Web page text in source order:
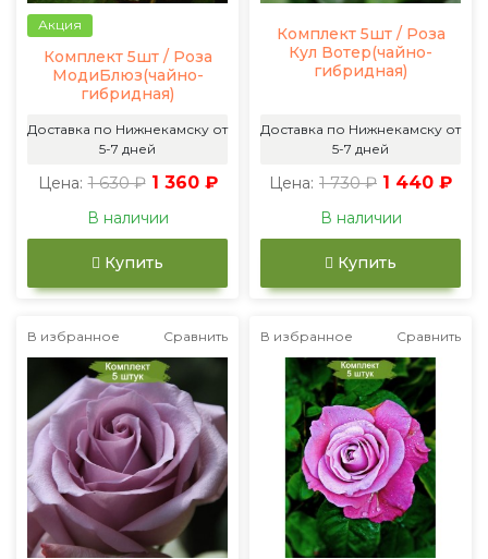
Акция
Комплект 5шт / Роза
МодиБлюз(чайно-
гибридная)
Доставка по Нижнекамску от
5-7 дней
Цена: 1 630 ₽ 1 360 ₽
В наличии
Купить
Комплект 5шт / Роза
Кул Вотер(чайно-
гибридная)
Доставка по Нижнекамску от
5-7 дней
Цена: 1 730 ₽ 1 440 ₽
В наличии
Купить
В избранное Сравнить В избранное Сравнить